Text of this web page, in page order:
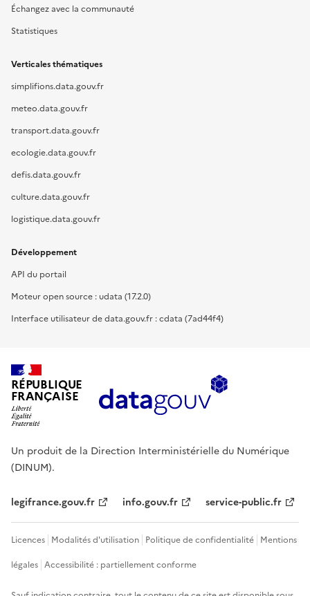
Échangez avec la communauté
Statistiques
Verticales thématiques
simplifions.data.gouv.fr
meteo.data.gouv.fr
transport.data.gouv.fr
ecologie.data.gouv.fr
defis.data.gouv.fr
culture.data.gouv.fr
logistique.data.gouv.fr
Développement
API du portail
Moteur open source : udata (17.2.0)
Interface utilisateur de data.gouv.fr : cdata (7ad44f4)
RÉPUBLIQUE
FRANÇAISE
Un produit de la Direction Interministérielle du Numérique
(DINUM).
legifrance.gouv.fr info.gouv.fr service-public.fr
Licences Modalités d'utilisation Politique de confidentialité Mentions
légales Accessibilité : partiellement conforme